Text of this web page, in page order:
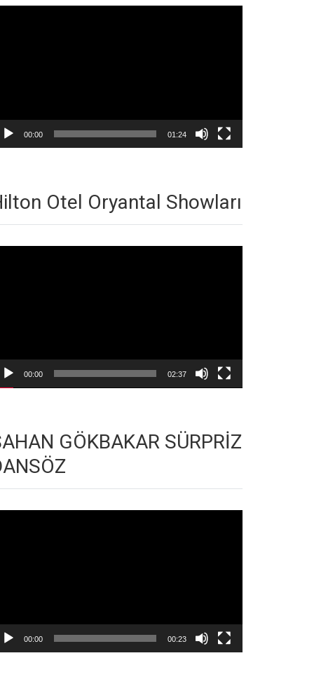
00:00 01:24
Otel Oryantal Showları
00:00 02:37
GÖKBAKAR SÜRPRİZ
00:00 00:23